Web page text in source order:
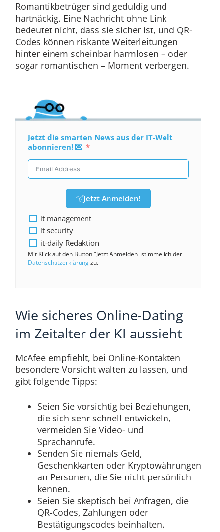
Romantikbetrüger sind geduldig und
hartnäckig. Eine Nachricht ohne Link
bedeutet nicht, dass sie sicher ist, und QR-
Codes können riskante Weiterleitungen
hinter einem scheinbar harmlosen – oder
sogar romantischen – Moment verbergen.
Jetzt die smarten News aus der IT-Welt
abonnieren! 💌
Jetzt Anmelden!
it management
it security
it-daily Redaktion
Mit Klick auf den Button "Jetzt Anmelden" stimme ich der
Datenschutzerklärungzu.
Wie sicheres Online-Dating
im Zeitalter der KI aussieht
McAfee empfiehlt, bei Online-Kontakten
besondere Vorsicht walten zu lassen, und
gibt folgende Tipps:
Seien Sie vorsichtig bei Beziehungen,
die sich sehr schnell entwickeln,
vermeiden Sie Video- und
Sprachanrufe.
Senden Sie niemals Geld,
Geschenkkarten oder Kryptowährungen
an Personen, die Sie nicht persönlich
kennen.
Seien Sie skeptisch bei Anfragen, die
QR-Codes, Zahlungen oder
Bestätigungscodes beinhalten.